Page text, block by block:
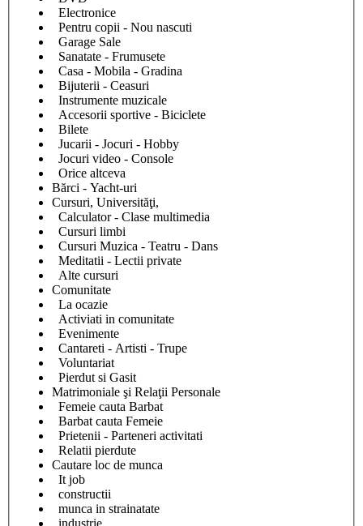
Electronice
Pentru copii - Nou nascuti
Garage Sale
Sanatate - Frumusete
Casa - Mobila - Gradina
Bijuterii - Ceasuri
Instrumente muzicale
Accesorii sportive - Biciclete
Bilete
Jucarii - Jocuri - Hobby
Jocuri video - Console
Orice altceva
Bărci - Yacht-uri
Cursuri, Universităţi,
Calculator - Clase multimedia
Cursuri limbi
Cursuri Muzica - Teatru - Dans
Meditatii - Lectii private
Alte cursuri
Comunitate
La ocazie
Activiati in comunitate
Evenimente
Cantareti - Artisti - Trupe
Voluntariat
Pierdut si Gasit
Matrimoniale şi Relaţii Personale
Femeie cauta Barbat
Barbat cauta Femeie
Prietenii - Parteneri activitati
Relatii pierdute
Cautare loc de munca
It job
constructii
munca in strainatate